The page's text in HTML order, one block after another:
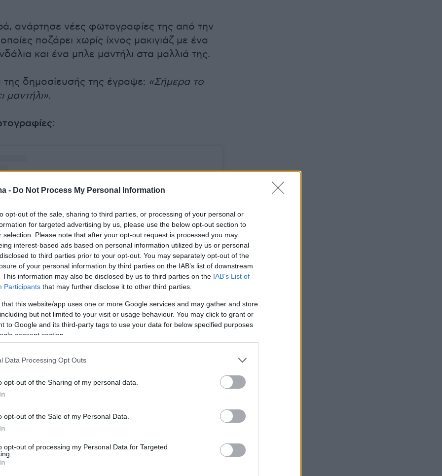
- Do Not Process My Personal Information
opt-out of the sale, sharing to third parties, or processing of your personal or
for targeted advertising by us, please use the below opt-out section to
selection. Please note that after your opt-out request is processed you may
interest-based ads based on personal information utilized by us or personal
to third parties prior to your opt-out. You may separately opt-out of the
of your personal information by third parties on the IAB’s list of downstream
This information may also be disclosed by us to third parties on the IAB’s List of
Participants that may further disclose it to other third parties.
that this website/app uses one or more Google services and may gather and store
but not limited to your visit or usage behaviour. You may click to grant or
to Google and its third-party tags to use your data for below specified purposes
consent section.
Data Processing Opt Outs
opt-out of the Sharing of my personal data.
opt-out of the Sale of my Personal Data.
opt-out of processing my Personal Data for Targeted
ανάρτησε νέες φωτογραφίες της από την
ποζάρει χωρίς ίχνος μακιγιάζ με ένα
και ένα μπλε μαντήλι στα μαλλιά της.
της δημοσίευσής της έγραψε: «Σήμερα το
μαντήλι».
View this post on Instagram
A post shared by @zeta_makripoulia_official